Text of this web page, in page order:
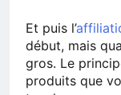
Et puis l’
début, mais
gros. Le
produits que